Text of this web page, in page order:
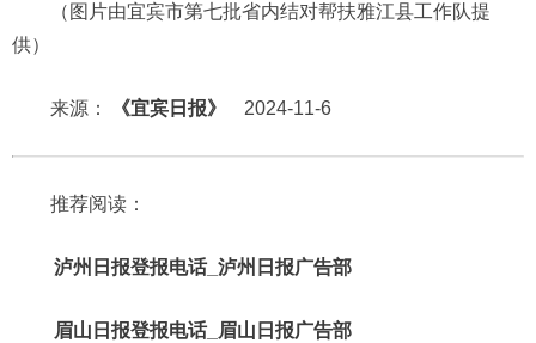
（图片由宜宾市第七批省内结对帮扶雅江县工作队提
供）
来源： 《宜宾日报》 2024-11-6
推荐阅读：
泸州日报登报电话_泸州日报广告部
眉山日报登报电话_眉山日报广告部